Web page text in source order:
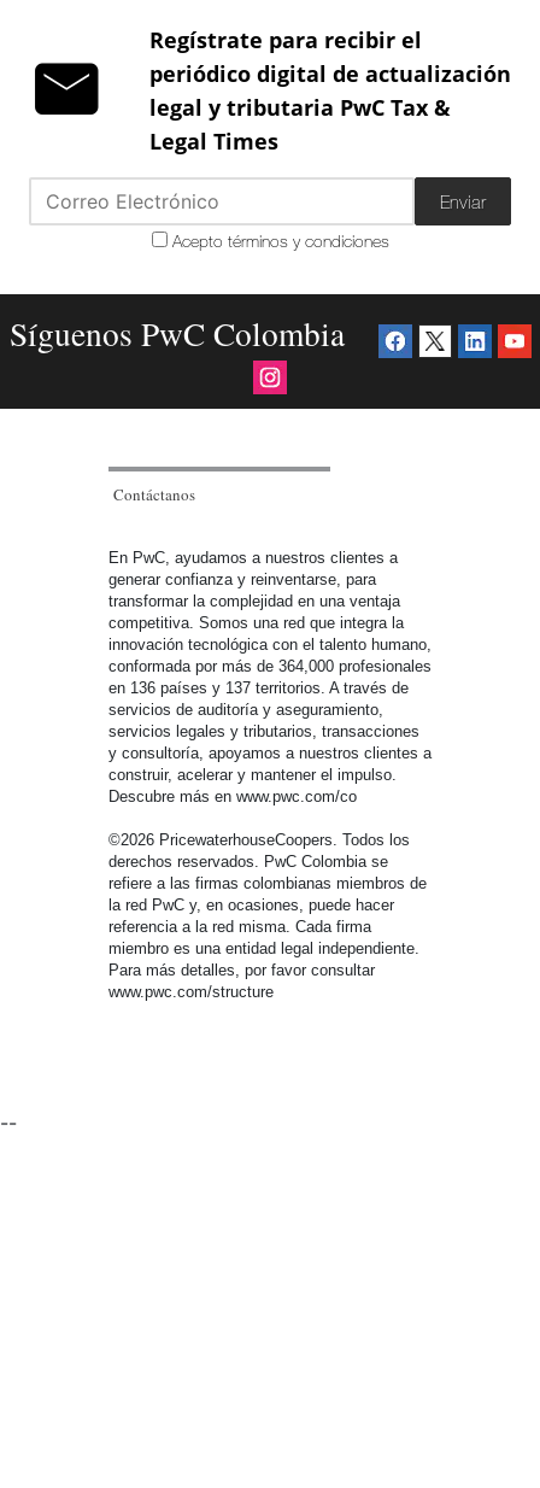
Regístrate para recibir el
periódico digital de actualización
legal y tributaria PwC Tax &
Legal Times
Enviar
Acepto términos y condiciones
Síguenos PwC Colombia
Contáctanos
En PwC, ayudamos a nuestros clientes a
generar confianza y reinventarse, para
transformar la complejidad en una ventaja
competitiva. Somos una red que integra la
innovación tecnológica con el talento humano,
conformada por más de 364,000 profesionales
en 136 países y 137 territorios. A través de
servicios de auditoría y aseguramiento,
servicios legales y tributarios, transacciones
y consultoría, apoyamos a nuestros clientes a
construir, acelerar y mantener el impulso.
Descubre más en www.pwc.com/co
©2026 PricewaterhouseCoopers. Todos los
derechos reservados. PwC Colombia se
refiere a las firmas colombianas miembros de
la red PwC y, en ocasiones, puede hacer
referencia a la red misma. Cada firma
miembro es una entidad legal independiente.
Para más detalles, por favor consultar
www.pwc.com/structure
--